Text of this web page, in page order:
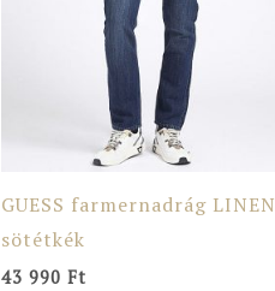
GUESS farmernadrág LINEN
sötétkék
43 990 Ft